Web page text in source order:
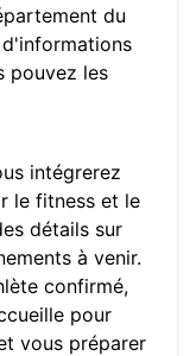
du
pouvez les
intégrerez
le fitness et le
détails sur
à venir.
confirmé,
pour
vous préparer